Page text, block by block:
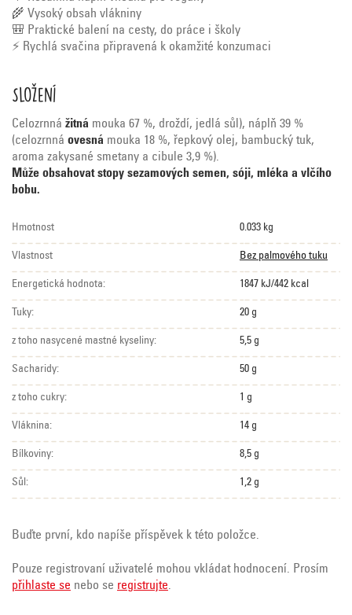
🌾 Vysoký obsah vlákniny
🎒 Praktické balení na cesty, do práce i školy
⚡ Rychlá svačina připravená k okamžité konzumaci
Složení
Celozrnná žitná mouka 67 %, droždí, jedlá sůl), náplň 39 %
(celozrnná ovesná mouka 18 %, řepkový olej, bambucký tuk,
aroma zakysané smetany a cibule 3,9 %).
Může obsahovat stopy sezamových semen, sóji, mléka a vlčího
bobu.
Hmotnost 0.033 kg
Vlastnost Bez palmového tuku
Energetická hodnota: 1847 kJ/442 kcal
Tuky: 20 g
z toho nasycené mastné kyseliny: 5,5 g
Sacharidy: 50 g
z toho cukry: 1 g
Vláknina: 14 g
Bílkoviny: 8,5 g
Sůl: 1,2 g
Buďte první, kdo napíše příspěvek k této položce.
Pouze registrovaní uživatelé mohou vkládat hodnocení. Prosím
přihlaste se nebo se registrujte.